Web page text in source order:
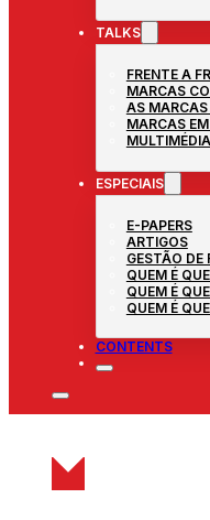
TALKS
FRENTE A
MARCAS
AS
MARCAS
MULTIMÉDIA
ESPECIAIS
E-PAPERS
ARTIGOS
GESTÃO DE
QUEM É
QUEM É
QUEM É
CONTENTS